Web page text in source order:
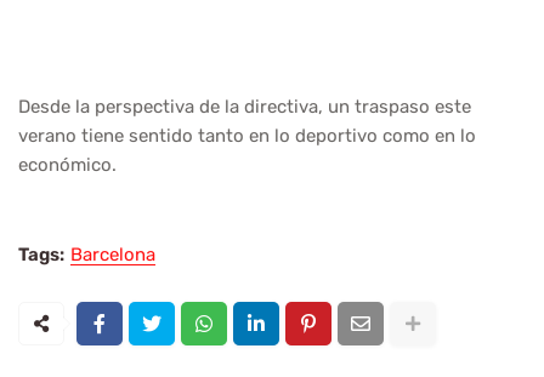
Desde la perspectiva de la directiva, un traspaso este
verano tiene sentido tanto en lo deportivo como en lo
económico.
Tags: Barcelona